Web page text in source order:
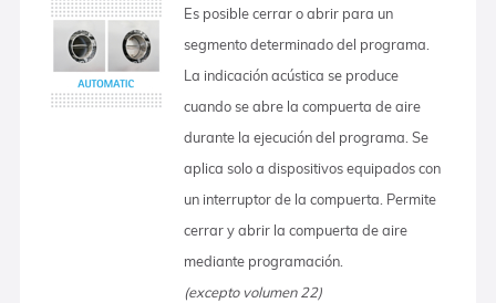
Es posible cerrar o abrir para un
segmento determinado del programa.
La indicación acústica se produce
cuando se abre la compuerta de aire
durante la ejecución del programa. Se
aplica solo a dispositivos equipados con
un interruptor de la compuerta. Permite
cerrar y abrir la compuerta de aire
mediante programación.
(excepto volumen 22)